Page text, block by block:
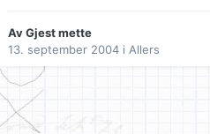
Av Gjest mette
13. september 2004 i Allers